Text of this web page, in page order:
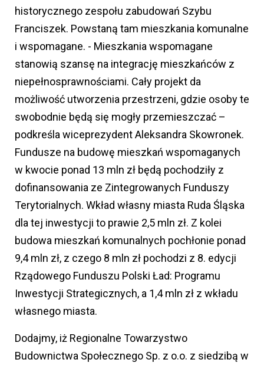
historycznego zespołu zabudowań Szybu
Franciszek. Powstaną tam mieszkania komunalne
i wspomagane. - Mieszkania wspomagane
stanowią szansę na integrację mieszkańców z
niepełnosprawnościami. Cały projekt da
możliwość utworzenia przestrzeni, gdzie osoby te
swobodnie będą się mogły przemieszczać –
podkreśla wiceprezydent Aleksandra Skowronek.
Fundusze na budowę mieszkań wspomaganych
w kwocie ponad 13 mln zł będą pochodziły z
dofinansowania ze Zintegrowanych Funduszy
Terytorialnych. Wkład własny miasta Ruda Śląska
dla tej inwestycji to prawie 2,5 mln zł. Z kolei
budowa mieszkań komunalnych pochłonie ponad
9,4 mln zł, z czego 8 mln zł pochodzi z 8. edycji
Rządowego Funduszu Polski Ład: Programu
Inwestycji Strategicznych, a 1,4 mln zł z wkładu
własnego miasta.
Dodajmy, iż Regionalne Towarzystwo
Budownictwa Społecznego Sp. z o.o. z siedzibą w